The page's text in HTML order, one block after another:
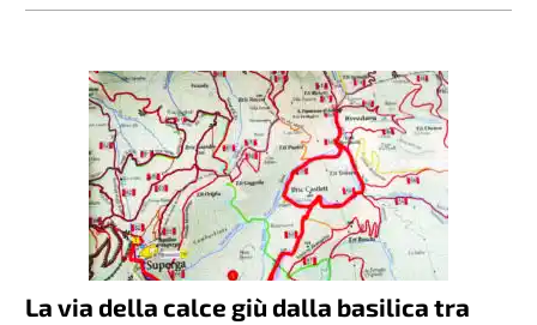
La via della calce giù dalla basilica tra